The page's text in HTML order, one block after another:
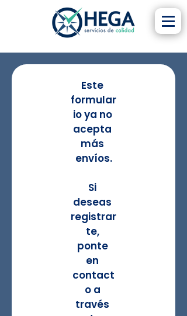
Este
formular
io ya no
acepta
más
envíos.
Si
deseas
registrar
te,
ponte
en
contact
o a
través